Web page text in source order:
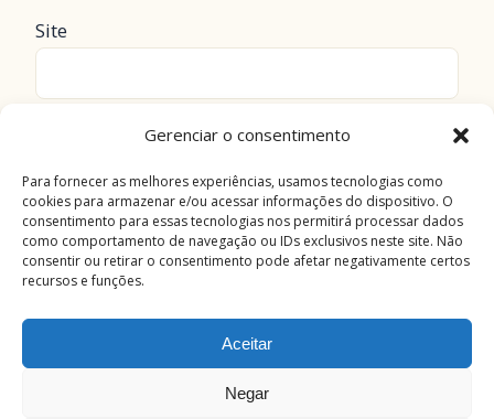
Gerenciar o consentimento
Para fornecer as melhores experiências, usamos tecnologias como
cookies para armazenar e/ou acessar informações do dispositivo. O
consentimento para essas tecnologias nos permitirá processar dados
como comportamento de navegação ou IDs exclusivos neste site. Não
consentir ou retirar o consentimento pode afetar negativamente certos
recursos e funções.
Aceitar
Negar
Site
Salvar meus dados neste navegador para a
próxima vez que eu comentar.
בְּרֵאשִׁית הָיָה הַדָּבָר